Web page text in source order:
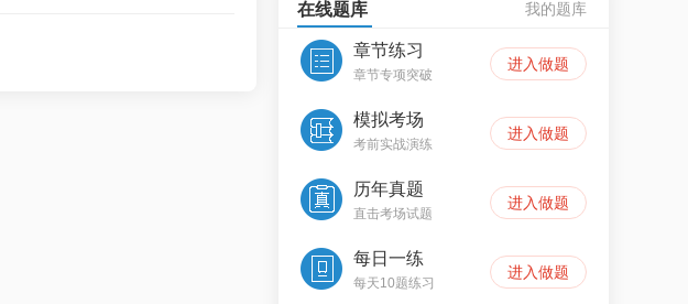
在线题库 我的题库
章节练习
章节专项突破
进入做题
模拟考场
考前实战演练
进入做题
历年真题
直击考场试题
进入做题
每日一练
每天10题练习
进入做题